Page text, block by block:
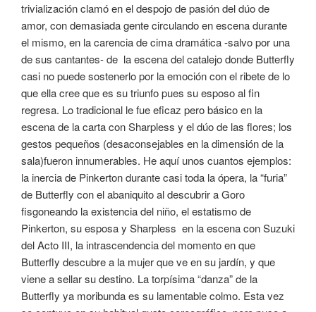
trivialización clamó en el despojo de pasión del dúo de
amor, con demasiada gente circulando en escena durante
el mismo, en la carencia de cima dramática -salvo por una
de sus cantantes- de la escena del catalejo donde Butterfly
casi no puede sostenerlo por la emoción con el ribete de lo
que ella cree que es su triunfo pues su esposo al fin
regresa. Lo tradicional le fue eficaz pero básico en la
escena de la carta con Sharpless y el dúo de las flores; los
gestos pequeños (desaconsejables en la dimensión de la
sala)fueron innumerables. He aquí unos cuantos ejemplos:
la inercia de Pinkerton durante casi toda la ópera, la “furia”
de Butterfly con el abaniquito al descubrir a Goro
fisgoneando la existencia del niño, el estatismo de
Pinkerton, su esposa y Sharpless en la escena con Suzuki
del Acto III, la intrascendencia del momento en que
Butterfly descubre a la mujer que ve en su jardín, y que
viene a sellar su destino. La torpísima “danza” de la
Butterfly ya moribunda es su lamentable colmo. Esta vez